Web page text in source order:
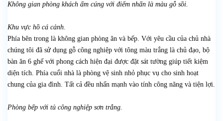
Không gian phòng khách ấm cúng với điểm nhấn là màu gỗ sồi.
Khu vực hồ cá cảnh.
Phía bên trong là không gian phòng ăn và bếp. Với yêu cầu của chủ nhà
chúng tôi đã sử dụng gỗ công nghiệp với tông màu trắng là chủ đạo, bộ
bàn ăn 6 ghế với phong cách hiện đại được đặt sát tường giúp tiết kiệm
diện tích. Phía cuổi nhà là phòng vệ sinh nhỏ phục vụ cho sinh hoạt
chung của gia đình. Tất cả đều nhấn mạnh vào tính công năng và tiện lợi.
Phòng bếp với tủ công nghiệp sơn trắng.